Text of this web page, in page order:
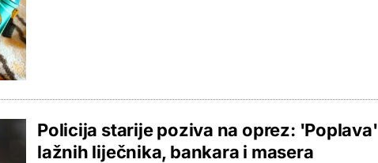
Policija starije poziva na oprez: 'Poplava'
lažnih liječnika, bankara i masera